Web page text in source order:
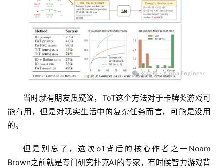
当时就有朋友质疑说，ToT这个方法对于卡牌类游戏可
能有用，但是对现实生活中的复杂任务而言，可能是没用
的。
但是别忘了，这次o1背后的核心作者之一Noam
Brown之前就是专门研究扑克AI的专家，有时候智力游戏背